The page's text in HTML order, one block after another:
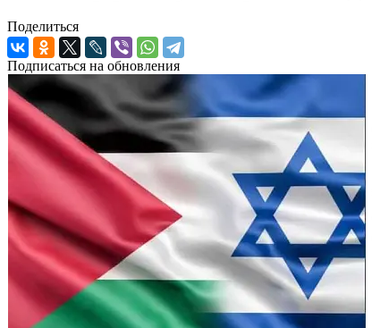
Поделиться
Подписаться на обновления